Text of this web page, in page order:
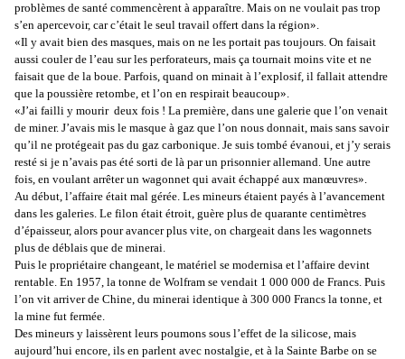
problèmes de santé commencèrent à apparaître. Mais on ne voulait pas trop
s’en apercevoir, car c’était le seul travail offert dans la région».
«Il y avait bien des masques, mais on ne les portait pas toujours. On faisait
aussi couler de l’eau sur les perforateurs, mais ça tournait moins vite et ne
faisait que de la boue. Parfois, quand on minait à l’explosif, il fallait attendre
que la poussière retombe, et l’on en respirait beaucoup».
«J’ai failli y mourir deux fois ! La première, dans une galerie que l’on venait
de miner. J’avais mis le masque à gaz que l’on nous donnait, mais sans savoir
qu’il ne protégeait pas du gaz carbonique. Je suis tombé évanoui, et j’y serais
resté si je n’avais pas été sorti de là par un prisonnier allemand. Une autre
fois, en voulant arrêter un wagonnet qui avait échappé aux manœuvres».
Au début, l’affaire était mal gérée. Les mineurs étaient payés à l’avancement
dans les galeries. Le filon était étroit, guère plus de quarante centimètres
d’épaisseur, alors pour avancer plus vite, on chargeait dans les wagonnets
plus de déblais que de minerai.
Puis le propriétaire changeant, le matériel se modernisa et l’affaire devint
rentable. En 1957, la tonne de Wolfram se vendait 1 000 000 de Francs. Puis
l’on vit arriver de Chine, du minerai identique à 300 000 Francs la tonne, et
la mine fut fermée.
Des mineurs y laissèrent leurs poumons sous l’effet de la silicose, mais
aujourd’hui encore, ils en parlent avec nostalgie, et à la Sainte Barbe on se